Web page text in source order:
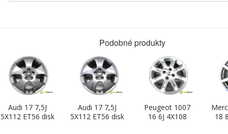
Podobné produkty
Audi 17 7,5J
5X112 ET56 disk
Audi 17 7,5J
5X112 ET56 disk
Peugeot 1007
16 6J 4X108
18